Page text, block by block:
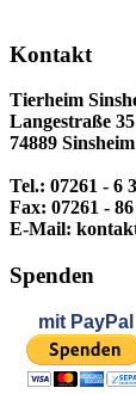
Kontakt
Tierheim
Langestraße 35
74889 Sinsheim
Tel.: 07261 - 6
Fax: 07261 - 86
E-Mail:
Spenden
mit PayPal